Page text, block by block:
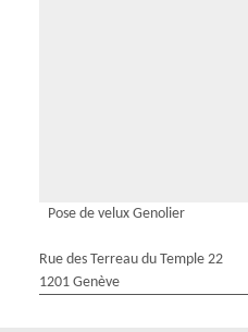
Pose de velux Genolier
Rue des Terreau du Temple 22
1201 Genève